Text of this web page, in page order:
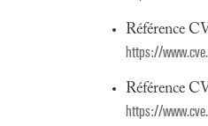
Référence
https://
Référence
https://